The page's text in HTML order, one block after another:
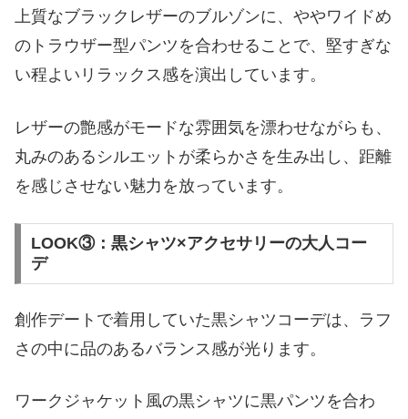
上質なブラックレザーのブルゾンに、ややワイドめ
のトラウザー型パンツを合わせることで、堅すぎな
い程よいリラックス感を演出しています。
レザーの艶感がモードな雰囲気を漂わせながらも、
丸みのあるシルエットが柔らかさを生み出し、距離
を感じさせない魅力を放っています。
LOOK③：黒シャツ×アクセサリーの大人コー
デ
創作デートで着用していた黒シャツコーデは、ラフ
さの中に品のあるバランス感が光ります。
ワークジャケット風の黒シャツに黒パンツを合わ